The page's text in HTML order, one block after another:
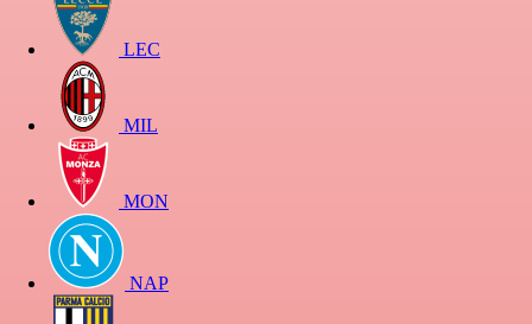
LEC
MIL
MON
NAP